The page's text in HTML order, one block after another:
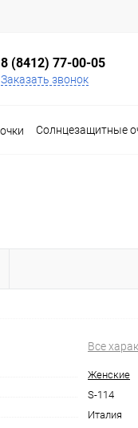
8 (8412) 77-00-05
Заказать звонок
Солнцезащитные
Все
Женские
S-114
Италия